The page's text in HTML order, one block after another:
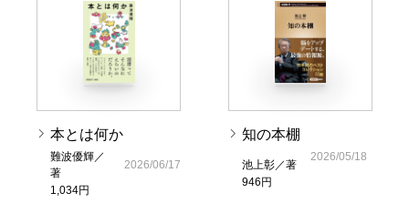
本とは何か
難波優輝／
著
1,034円
2026/06/17
知の本棚
池上彰／著
946円
2026/05/18